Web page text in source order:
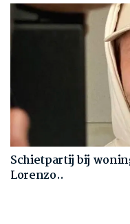
Schietpartij bij
Lorenzo..